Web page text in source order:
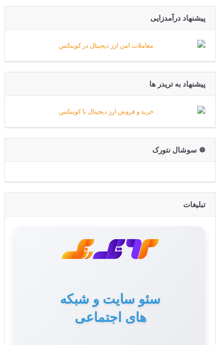
پیشنهاد درآمدزایی
پیشنهاد به تریدر ها
☸️ سوشال نتورک
تبلیغات
سئو سایت و شبکه
های اجتماعی